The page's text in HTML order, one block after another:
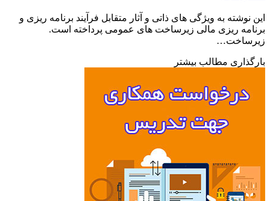
به ویژگی های ذاتی و آثار متقابل فرآیند برنامه ریزی و
ریزی مالی زیرساخت های عمومی پرداخته است.
مطالب بیشتر